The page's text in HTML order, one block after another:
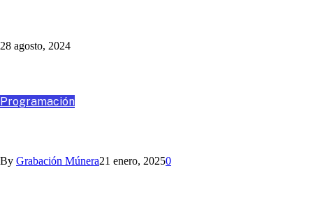
28 agosto, 2024
Programación
By Grabación Múnera21 enero, 20250